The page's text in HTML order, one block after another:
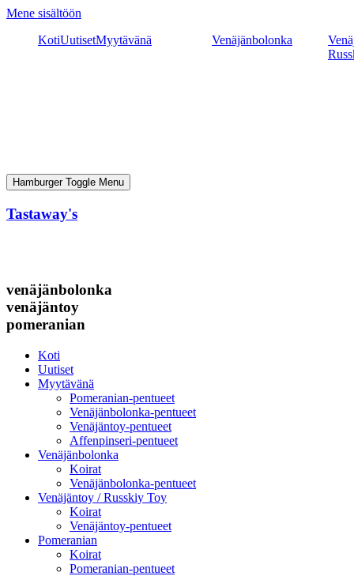
Mene sisältöön
KotiUutisetMyytävänä Venäjänbolonka
Hamburger Toggle Menu
Tastaway's
venäjänbolonka
venäjäntoy
pomeranian
Koti
Uutiset
Myytävänä
Pomeranian-pentueet
Venäjänbolonka-pentueet
Venäjäntoy-pentueet
Affenpinseri-pentueet
Venäjänbolonka
Koirat
Venäjänbolonka-pentueet
Venäjäntoy / Russkiy Toy
Koirat
Venäjäntoy-pentueet
Pomeranian
Koirat
Pomeranian-pentueet